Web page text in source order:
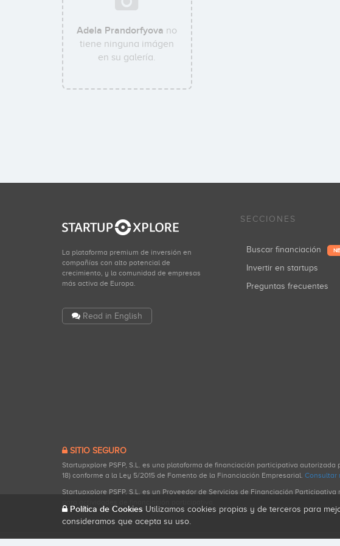
Adela Prandorfyova no
tiene ninguna imágen
en su galería.
La plataforma premium de inversión en
compañías con alto potencial de
crecimiento, y la comunidad de empresas
más activa de Europa.
Read in English
SECCIONES
Buscar financiación
Invertir en startups
Preguntas frecuentes
SITIO SEGURO
Startupxplore PSFP, S.L. es una plataforma de financiación participativa autorizada
18) conforme a la Ley 5/2015 de Fomento de la Financiación Empresarial. Consultar
Startupxplore PSFP, S.L. es un Proveedor de Servicios de Financiación Participativa
Política de Cookies Utilizamos cookies propias y de terceros para
consideramos que acepta su uso.